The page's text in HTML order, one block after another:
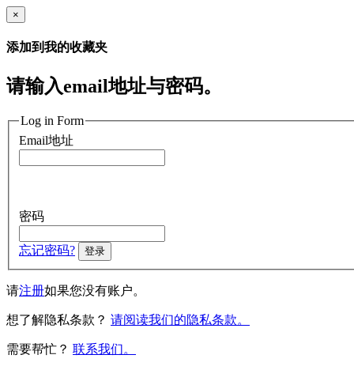
×
添加到我的收藏夹
请输入email地址与密码。
Log in Form
Email地址
密码
忘记密码? 登录
请注册如果您没有账户。
想了解隐私条款？ 请阅读我们的隐私条款。
需要帮忙？ 联系我们。